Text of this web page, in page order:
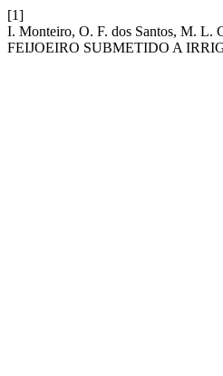
[1]
I. Monteiro, O. F. dos Santos, M. L.
FEIJOEIRO SUBMETIDO A